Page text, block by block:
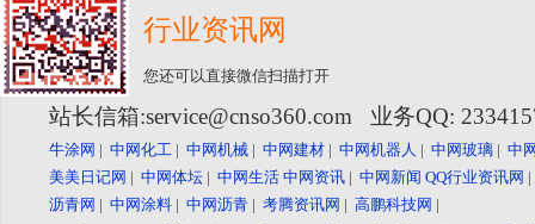
行业资讯网
您还可以直接微信扫描打开
站长信箱:service@cnso360.com 业务QQ:
牛涂网 | 中网化工 | 中网机械 | 中网建材 | 中网机器人 | 中网玻璃 | 中
美美日记网 | 中网体坛 | 中网生活 中网资讯 | 中网新闻 QQ行业资讯网
沥青网 | 中网涂料 | 中网沥青 | 考腾资讯网 | 高鹏科技网 |